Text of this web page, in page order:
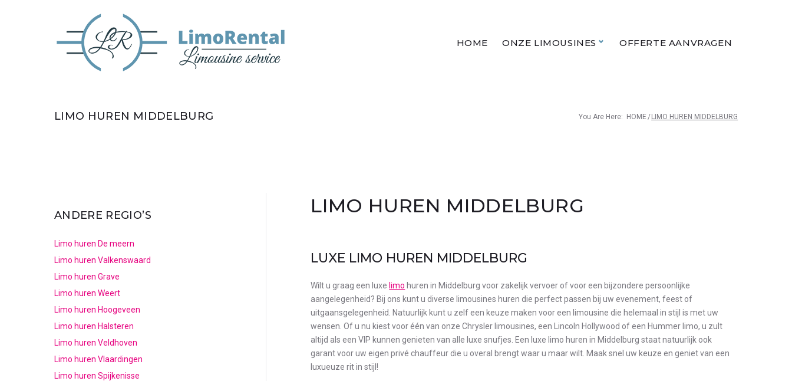
HOME ONZE LIMOUSINES OFFERTE AANVRAGEN
LIMO HUREN MIDDELBURG You Are Here: HOME/ LIMO HUREN MIDDELBURG
LIMO HUREN MIDDELBURG
LUXE LIMO HUREN MIDDELBURG
Wilt u graag een luxe limo huren in Middelburg voor zakelijk vervoer of voor een bijzondere persoonlijke
aangelegenheid? Bij ons kunt u diverse limousines huren die perfect passen bij uw evenement, feest of
uitgaansgelegenheid. Natuurlijk kunt u zelf een keuze maken voor een limousine die helemaal in stijl is met uw
wensen. Of u nu kiest voor één van onze Chrysler limousines, een Lincoln Hollywood of een Hummer limo, u zult
altijd als een VIP kunnen genieten van alle luxe snufjes. Een luxe limo huren in Middelburg staat natuurlijk ook
garant voor uw eigen privé chauffeur die u overal brengt waar u maar wilt. Maak snel uw keuze en geniet van een
luxueuze rit in stijl!
ANDERE REGIO’S
Limo huren De meern
Limo huren Valkenswaard
Limo huren Grave
Limo huren Weert
Limo huren Hoogeveen
Limo huren Halsteren
Limo huren Veldhoven
Limo huren Vlaardingen
Limo huren Spijkenisse